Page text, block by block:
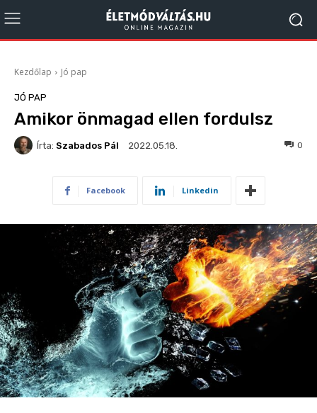
Kezdőlap Jó pap
JÓ PAP
Amikor önmagad ellen fordulsz
Írta: Szabados Pál 2022.05.18. 0
Facebook Linkedin